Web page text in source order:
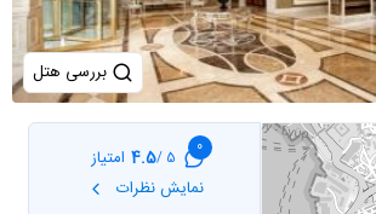
بررسی هتل
0
5 /
4.5 امتیاز
نمایش نظرات